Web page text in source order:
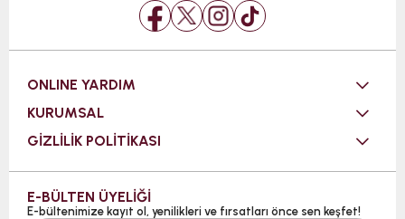
ONLINE YARDIM
KURUMSAL
GİZLİLİK POLİTİKASI
E-BÜLTEN ÜYELİĞİ
E-bültenimize kayıt ol, yenilikleri ve fırsatları önce sen keşfet!